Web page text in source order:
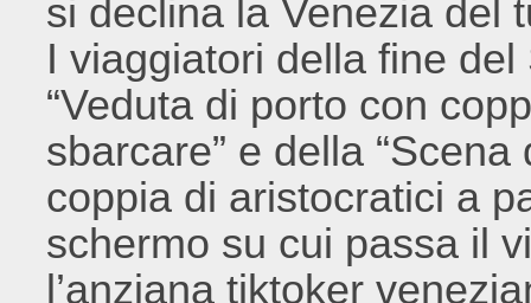
si declina la Venezia del
I viaggiatori della fine
“Veduta di porto con
sbarcare” e della
coppia di aristocratici a
schermo su cui passa il
l’anziana tiktoker